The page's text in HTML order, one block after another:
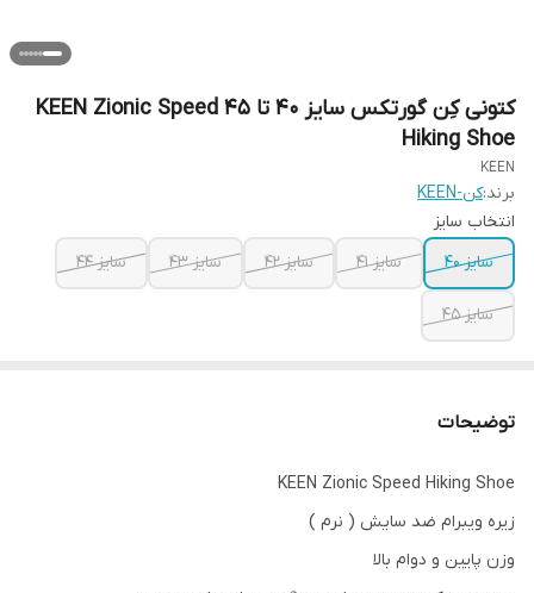
کتونی کِن گورتکس سایز ۴۰ تا ۴۵ KEEN Zionic Speed
Hiking Shoe‌
KEEN
برند:کن-KEEN
انتخاب سایز
سایز ۴۰
سایز ۴۱ سایز ۴۲ سایز ۴۳ سایز ۴۴
سایز ۴۵
توضیحات
KEEN Zionic Speed Hiking Shoe
زیره ویبرام ضد سایش ( نرم )
وزن پایین و دوام بالا